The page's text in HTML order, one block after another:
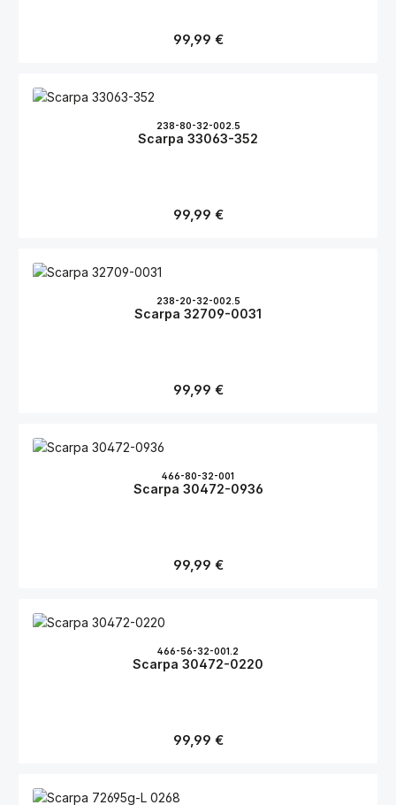
Regulärer Preis:
99,99 €
238-80-32-002.5
Scarpa 33063-352
Regulärer Preis:
99,99 €
238-20-32-002.5
Scarpa 32709-0031
Regulärer Preis:
99,99 €
466-80-32-001
Scarpa 30472-0936
Regulärer Preis:
99,99 €
466-56-32-001.2
Scarpa 30472-0220
Regulärer Preis:
99,99 €